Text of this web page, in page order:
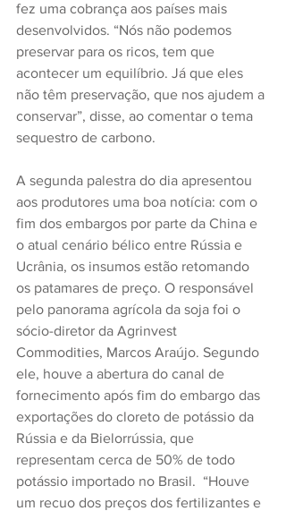
fez uma cobrança aos países mais
desenvolvidos. “Nós não podemos
preservar para os ricos, tem que
acontecer um equilíbrio. Já que eles
não têm preservação, que nos ajudem a
conservar”, disse, ao comentar o tema
sequestro de carbono.
A segunda palestra do dia apresentou
aos produtores uma boa notícia: com o
fim dos embargos por parte da China e
o atual cenário bélico entre Rússia e
Ucrânia, os insumos estão retomando
os patamares de preço. O responsável
pelo panorama agrícola da soja foi o
sócio-diretor da Agrinvest
Commodities, Marcos Araújo. Segundo
ele, houve a abertura do canal de
fornecimento após fim do embargo das
exportações do cloreto de potássio da
Rússia e da Bielorrússia, que
representam cerca de 50% de todo
potássio importado no Brasil.  “Houve
um recuo dos preços dos fertilizantes e